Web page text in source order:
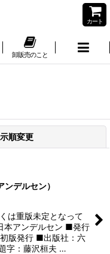
カート
卸販売のこと
順変更
ンデルセン）
は重版未定となって
本アンデルセン ■発行
版発行 ■出版社：六
字：藤沢桓夫 …